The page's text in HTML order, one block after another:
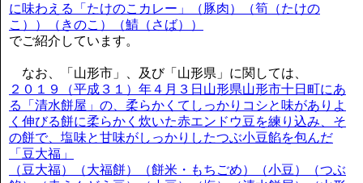
に味わえる「たけのこカレー」（豚肉）（筍（たけの
こ））（きのこ）（鯖（さば））
でご紹介しています。
なお、「山形市」、及び「山形県」に関しては、
２０１９（平成３１）年４月３日山形県山形市十日町にあ
る「清水餅屋」の、柔らかくてしっかりコシと味がありよ
く伸びる餅に柔らかく炊いた赤エンドウ豆を練り込み、そ
の餅で、塩味と甘味がしっかりしたつぶ小豆餡を包んだ
「豆大福」
（豆大福）（大福餅）（餅米・もちごめ）（小豆）（つぶ